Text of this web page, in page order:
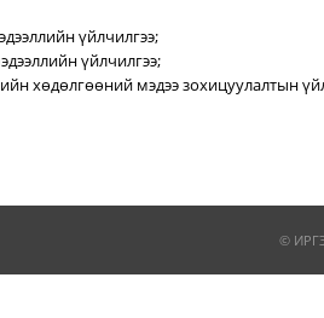
үйлчилгээ;
үйлчилгээ;
хөдөлгөөний мэдээ зохицуулалтын
©